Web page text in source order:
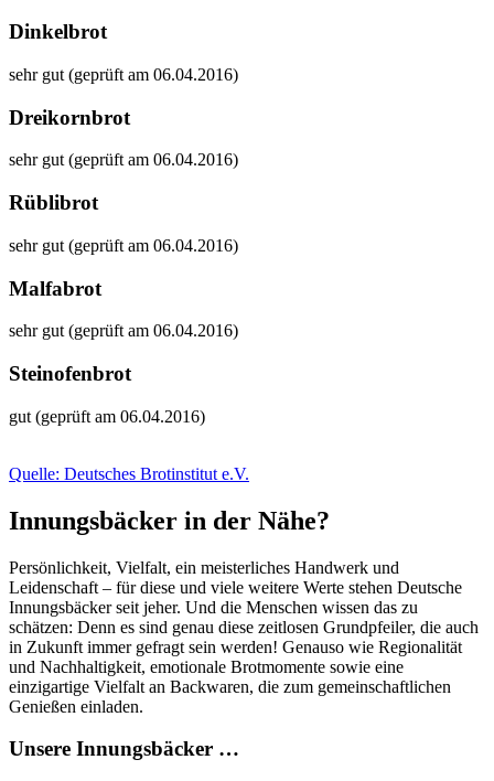
Dinkelbrot
sehr gut (geprüft am 06.04.2016)
Dreikornbrot
sehr gut (geprüft am 06.04.2016)
Rüblibrot
sehr gut (geprüft am 06.04.2016)
Malfabrot
sehr gut (geprüft am 06.04.2016)
Steinofenbrot
gut (geprüft am 06.04.2016)
Quelle: Deutsches Brotinstitut e.V.
Innungsbäcker in der Nähe?
Persönlichkeit, Vielfalt, ein meisterliches Handwerk und
Leidenschaft – für diese und viele weitere Werte stehen Deutsche
Innungsbäcker seit jeher. Und die Menschen wissen das zu
schätzen: Denn es sind genau diese zeitlosen Grundpfeiler, die auch
in Zukunft immer gefragt sein werden! Genauso wie Regionalität
und Nachhaltigkeit, emotionale Brotmomente sowie eine
einzigartige Vielfalt an Backwaren, die zum gemeinschaftlichen
Genießen einladen.
Unsere Innungsbäcker …